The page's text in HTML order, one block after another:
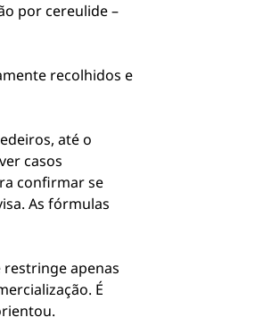
por cereulide –
recolhidos e
até o
casos
confirmar se
As fórmulas
restringe apenas
É